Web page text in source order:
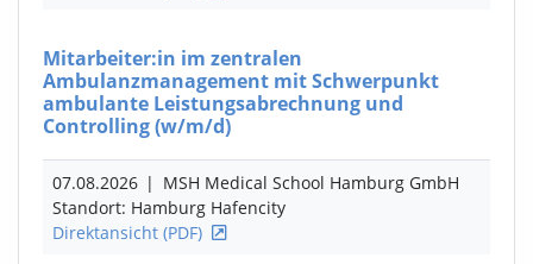
Mitarbeiter:in im zentralen
Ambulanzmanagement mit Schwerpunkt
ambulante Leistungsabrechnung und
Controlling(w/m/d)
07.08.2026 | MSH Medical School Hamburg GmbH
Standort: Hamburg Hafencity
Direktansicht (PDF)